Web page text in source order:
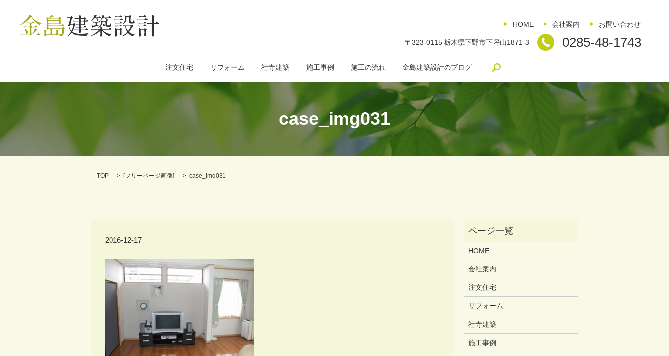
HOME 会社案内 お問い合わせ
〒323-0115 栃木県下野市下坪山1871-3 0285-48-1743
注文住宅 リフォーム 社寺建築 施工事例 施工の流れ 金島建築設計のブログ
case_img031
TOP [フリーページ画像] case_img031
2016-12-17
HOME
会社案内
注文住宅
リフォーム
社寺建築
施工事例